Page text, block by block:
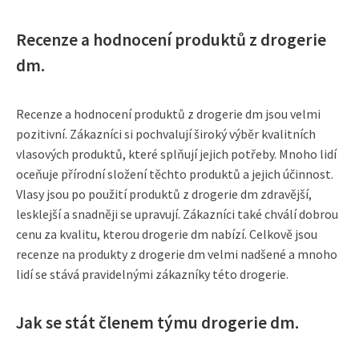
Recenze a hodnocení produktů z drogerie
dm.
Recenze a hodnocení produktů z drogerie dm jsou velmi
pozitivní. Zákazníci si pochvalují široký výběr kvalitních
vlasových produktů, které splňují jejich potřeby. Mnoho lidí
oceňuje přírodní složení těchto produktů a jejich účinnost.
Vlasy jsou po použití produktů z drogerie dm zdravější,
lesklejší a snadněji se upravují. Zákazníci také chválí dobrou
cenu za kvalitu, kterou drogerie dm nabízí. Celkově jsou
recenze na produkty z drogerie dm velmi nadšené a mnoho
lidí se stává pravidelnými zákazníky této drogerie.
Jak se stát členem týmu drogerie dm.